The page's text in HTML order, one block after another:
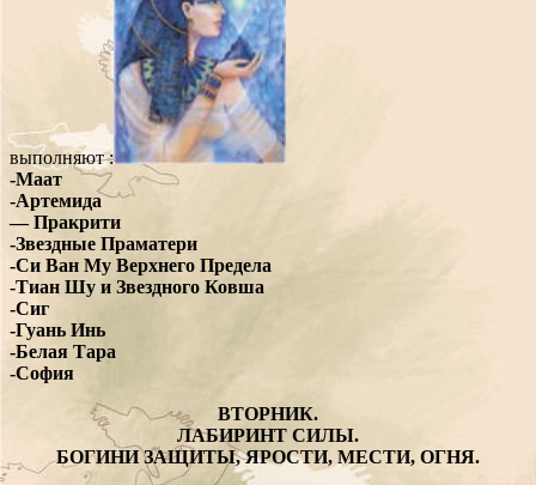
выполняют :
-Маат
-Артемида
— Пракрити
-Звездные Праматери
-Си Ван Му Верхнего Предела
-Тиан Шу и Звездного Ковша
-Сиг
-Гуань Инь
-Белая Тара
-София
ВТОРНИК.
ЛАБИРИНТ СИЛЫ.
БОГИНИ ЗАЩИТЫ, ЯРОСТИ, МЕСТИ, ОГНЯ.